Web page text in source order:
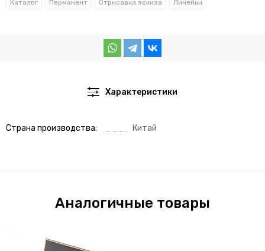
Каталог Перманент Отрисовка эскиза Линейки
Характеристики
Страна производства Китай
Аналогичные товары